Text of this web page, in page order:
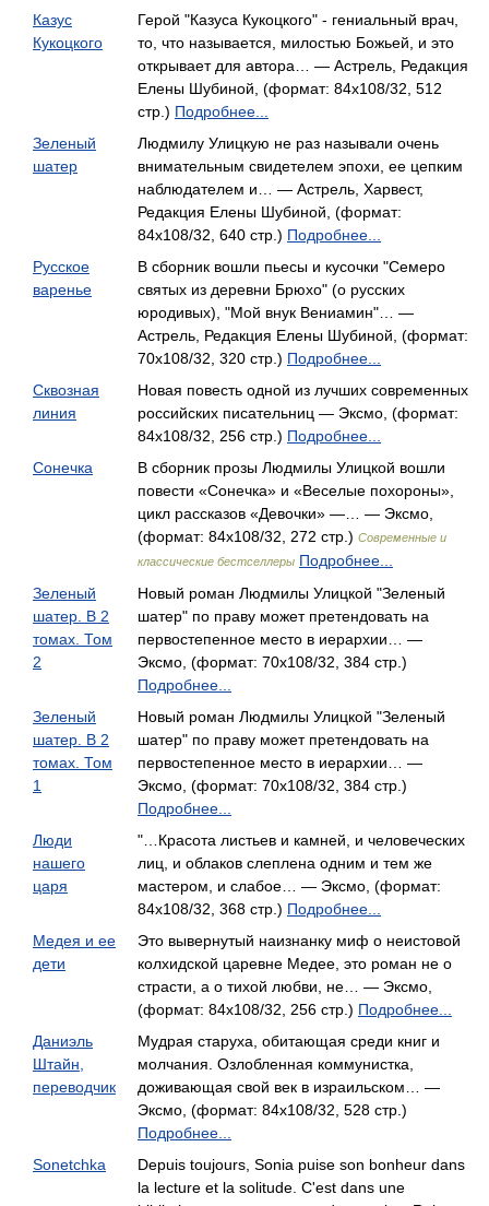
Казус
Кукоцкого
Герой "Казуса Кукоцкого" - гениальный врач,
то, что называется, милостью Божьей, и это
открывает для автора… — Астрель, Редакция
Елены Шубиной, (формат: 84x108/32, 512
стр.) Подробнее...
Зеленый
шатер
Людмилу Улицкую не раз называли очень
внимательным свидетелем эпохи, ее цепким
наблюдателем и… — Астрель, Харвест,
Редакция Елены Шубиной, (формат:
84x108/32, 640 стр.) Подробнее...
Русское
варенье
В сборник вошли пьесы и кусочки "Семеро
святых из деревни Брюхо" (о русских
юродивых), "Мой внук Вениамин"… —
Астрель, Редакция Елены Шубиной, (формат:
70x108/32, 320 стр.) Подробнее...
Сквозная
линия
Новая повесть одной из лучших современных
российских писательниц — Эксмо, (формат:
84x108/32, 256 стр.) Подробнее...
Сонечка
В сборник прозы Людмилы Улицкой вошли
повести «Сонечка» и «Веселые похороны»,
цикл рассказов «Девочки» —… — Эксмо,
(формат: 84x108/32, 272 стр.) Современные и
классические бестселлеры Подробнее...
Зеленый
шатер. В 2
томах. Том
2
Новый роман Людмилы Улицкой "Зеленый
шатер" по праву может претендовать на
первостепенное место в иерархии… —
Эксмо, (формат: 70x108/32, 384 стр.)
Подробнее...
Зеленый
шатер. В 2
томах. Том
1
Новый роман Людмилы Улицкой "Зеленый
шатер" по праву может претендовать на
первостепенное место в иерархии… —
Эксмо, (формат: 70x108/32, 384 стр.)
Подробнее...
Люди
нашего
царя
"…Красота листьев и камней, и человеческих
лиц, и облаков слеплена одним и тем же
мастером, и слабое… — Эксмо, (формат:
84x108/32, 368 стр.) Подробнее...
Медея и ее
дети
Это вывернутый наизнанку миф о неистовой
колхидской царевне Медее, это роман не о
страсти, а о тихой любви, не… — Эксмо,
(формат: 84x108/32, 256 стр.) Подробнее...
Даниэль
Штайн,
переводчик
Мудрая старуха, обитающая среди книг и
молчания. Озлобленная коммунистка,
доживающая свой век в израильском… —
Эксмо, (формат: 84x108/32, 528 стр.)
Подробнее...
Sonetchka
Depuis toujours, Sonia puise son bonheur dans
la lecture et la solitude. C'est dans une